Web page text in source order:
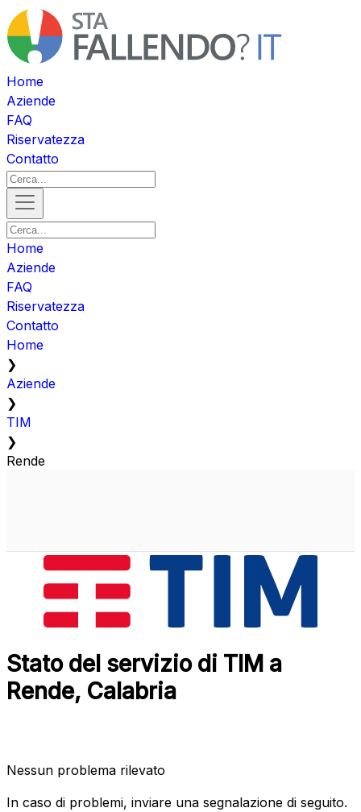
Home
Aziende
FAQ
Riservatezza
Contatto
Home
Aziende
FAQ
Riservatezza
Contatto
Home
❯
Aziende
❯
TIM
❯
Rende
Stato del servizio di TIM a
Rende, Calabria
Nessun problema rilevato
In caso di problemi, inviare una segnalazione di seguito.